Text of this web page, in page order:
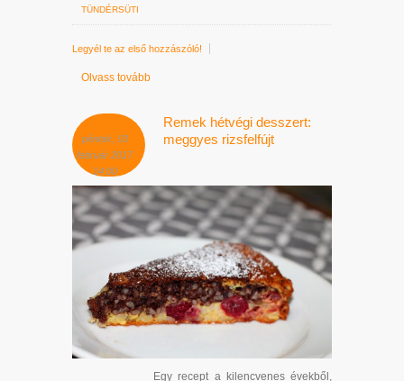
TÜNDÉRSÜTI
Legyél te az első hozzászóló!
Olvass tovább
péntek, 03
február 2017
14:00
Remek hétvégi desszert:
meggyes rizsfelfújt
Egy recept a kilencvenes évekből,